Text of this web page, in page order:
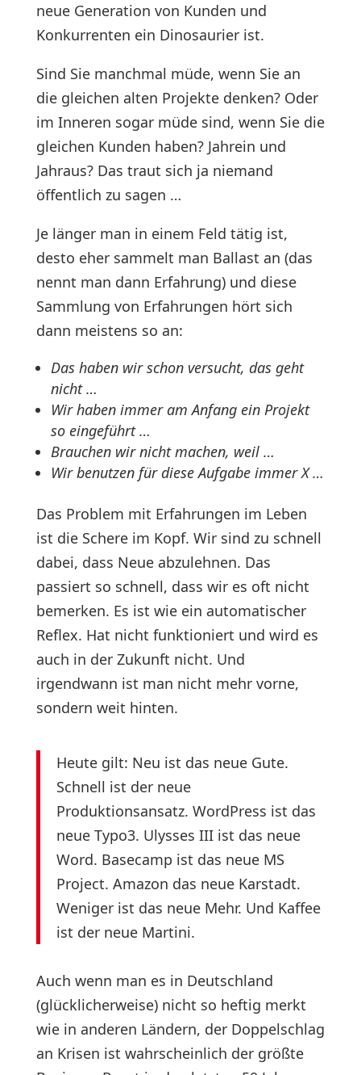
neue Generation von Kunden und
Konkurrenten ein Dinosaurier ist.
Sind Sie manchmal müde, wenn Sie an
die gleichen alten Projekte denken? Oder
im Inneren sogar müde sind, wenn Sie die
gleichen Kunden haben? Jahrein und
Jahraus? Das traut sich ja niemand
öffentlich zu sagen …
Je länger man in einem Feld tätig ist,
desto eher sammelt man Ballast an (das
nennt man dann Erfahrung) und diese
Sammlung von Erfahrungen hört sich
dann meistens so an:
Das haben wir schon versucht, das geht
nicht …
Wir haben immer am Anfang ein Projekt
so eingeführt …
Brauchen wir nicht machen, weil …
Wir benutzen für diese Aufgabe immer X …
Das Problem mit Erfahrungen im Leben
ist die Schere im Kopf. Wir sind zu schnell
dabei, dass Neue abzulehnen. Das
passiert so schnell, dass wir es oft nicht
bemerken. Es ist wie ein automatischer
Reflex. Hat nicht funktioniert und wird es
auch in der Zukunft nicht. Und
irgendwann ist man nicht mehr vorne,
sondern weit hinten.
Heute gilt: Neu ist das neue Gute.
Schnell ist der neue
Produktionsansatz. WordPress ist das
neue Typo3. Ulysses III ist das neue
Word. Basecamp ist das neue MS
Project. Amazon das neue Karstadt.
Weniger ist das neue Mehr. Und Kaffee
ist der neue Martini.
Auch wenn man es in Deutschland
(glücklicherweise) nicht so heftig merkt
wie in anderen Ländern, der Doppelschlag
an Krisen ist wahrscheinlich der größte